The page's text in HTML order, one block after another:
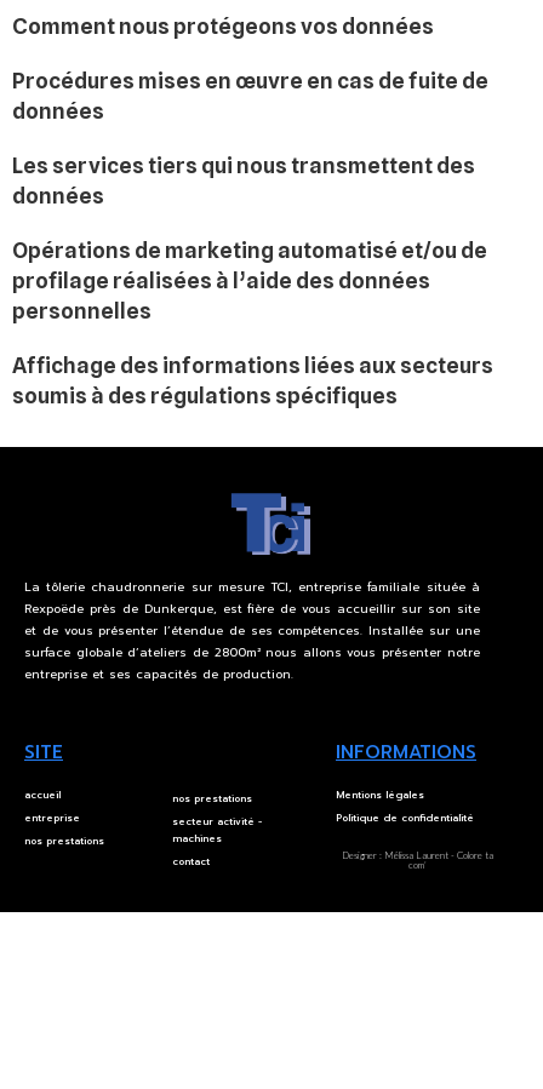
Comment nous protégeons vos données
Procédures mises en œuvre en cas de fuite de
données
Les services tiers qui nous transmettent des
données
Opérations de marketing automatisé et/ou de
profilage réalisées à l’aide des données
personnelles
Affichage des informations liées aux secteurs
soumis à des régulations spécifiques
La tôlerie chaudronnerie sur mesure TCI, entreprise familiale située à
Rexpoëde près de Dunkerque, est fière de vous accueillir sur son site
et de vous présenter l’étendue de ses compétences.Installée sur une
surface globale d’ateliers de 2800m² nous allonsvous présenter notre
entreprise et ses capacités de production.
SITE
accueil
entreprise
nos prestations
nos prestations
secteur activité -
machines
contact
INFORMATIONS
Mentions légales
Politique de confidentialité
Designer : Mélissa Laurent - Colore ta
com’